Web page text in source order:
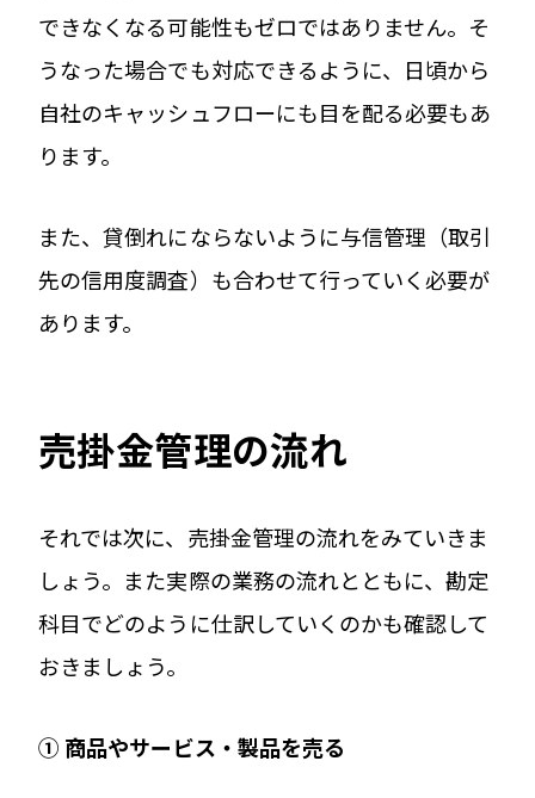
できなくなる可能性もゼロではありません。そ
うなった場合でも対応できるように、日頃から
自社のキャッシュフローにも目を配る必要もあ
ります。
また、貸倒れにならないように与信管理（取引
先の信用度調査）も合わせて行っていく必要が
あります。
売掛金管理の流れ
それでは次に、売掛金管理の流れをみていきま
しょう。また実際の業務の流れとともに、勘定
科目でどのように仕訳していくのかも確認して
おきましょう。
① 商品やサービス・製品を売る